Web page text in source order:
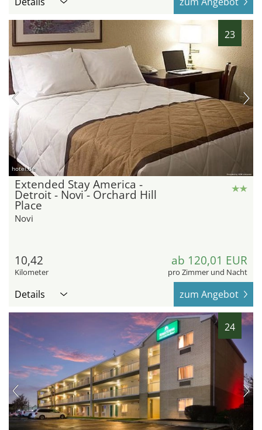
23
hotel.de
Extended Stay America -
Detroit - Novi - Orchard Hill
Place
Novi
10,42
Kilometer
ab 120,01 EUR
pro Zimmer und Nacht
Details zum Angebot
24